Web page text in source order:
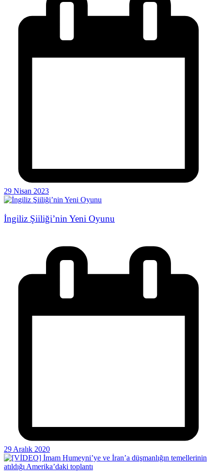
29 Nisan 2023
İngiliz Şiiliği’nin Yeni Oyunu
29 Aralık 2020